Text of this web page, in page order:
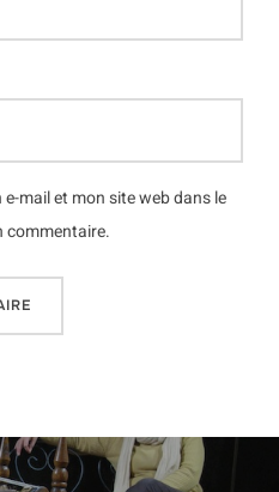
mail et mon site web dans le
commentaire.